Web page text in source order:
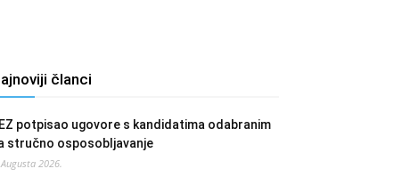
članci
potpisao ugovore s kandidatima odabranim
stručno osposobljavanje
2026.